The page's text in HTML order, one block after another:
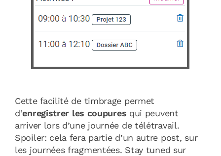
Cette facilité de timbrage permet
d’enregistrer les coupures qui peuvent
arriver lors d’une journée de télétravail.
Spoiler: cela fera partie d’un autre post, sur
les journées fragmentées. Stay tuned sur